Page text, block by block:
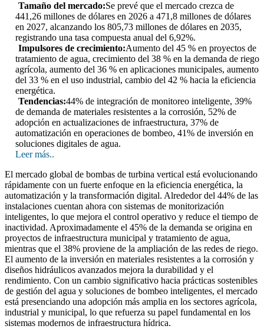
Tamaño del mercado:Se prevé que el mercado crezca de
441,26 millones de dólares en 2026 a 471,8 millones de dólares
en 2027, alcanzando los 805,73 millones de dólares en 2035,
registrando una tasa compuesta anual del 6,92%.
Impulsores de crecimiento:Aumento del 45 % en proyectos de
tratamiento de agua, crecimiento del 38 % en la demanda de riego
agrícola, aumento del 36 % en aplicaciones municipales, aumento
del 33 % en el uso industrial, cambio del 42 % hacia la eficiencia
energética.
Tendencias:44% de integración de monitoreo inteligente, 39%
de demanda de materiales resistentes a la corrosión, 52% de
adopción en actualizaciones de infraestructura, 37% de
automatización en operaciones de bombeo, 41% de inversión en
soluciones digitales de agua.
Leer más..
El mercado global de bombas de turbina vertical está evolucionando
rápidamente con un fuerte enfoque en la eficiencia energética, la
automatización y la transformación digital. Alrededor del 44% de las
instalaciones cuentan ahora con sistemas de monitorización
inteligentes, lo que mejora el control operativo y reduce el tiempo de
inactividad. Aproximadamente el 45% de la demanda se origina en
proyectos de infraestructura municipal y tratamiento de agua,
mientras que el 38% proviene de la ampliación de las redes de riego.
El aumento de la inversión en materiales resistentes a la corrosión y
diseños hidráulicos avanzados mejora la durabilidad y el
rendimiento. Con un cambio significativo hacia prácticas sostenibles
de gestión del agua y soluciones de bombeo inteligentes, el mercado
está presenciando una adopción más amplia en los sectores agrícola,
industrial y municipal, lo que refuerza su papel fundamental en los
sistemas modernos de infraestructura hídrica.